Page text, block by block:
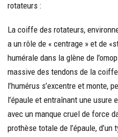
rotateurs :
La coiffe des rotateurs,
a un rôle de « centrage » et de
humérale dans la glène de
massive des tendons de la
l’humérus s’excentre et monte,
l’épaule et entraînant une usure
avec un manque cruel de force
prothèse totale de l’épaule,